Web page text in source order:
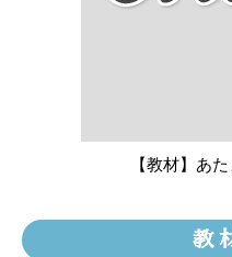
【教材】あ
教